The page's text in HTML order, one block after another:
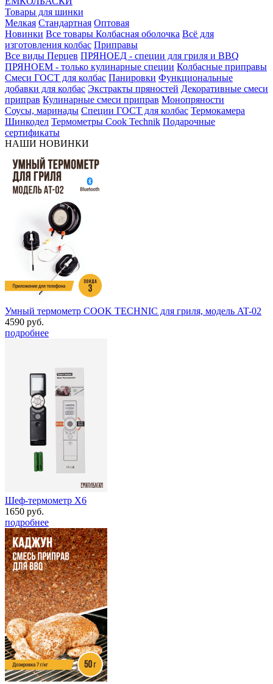
Товары для шинки
Мелкая Стандартная Оптовая
Новинки Все товары Колбасная оболочка Всё для
изготовления колбас Приправы
Все виды Перцев ПРЯНОЕД - специи для гриля и BBQ
ПРЯНОЕМ - только кулинарные специи Колбасные приправы
Смеси ГОСТ для колбас Панировки Функциональные
добавки для колбас Экстракты пряностей Декоративные смеси
приправ Кулинарные смеси приправ Монопряности
Соусы, маринады Специи ГОСТ для колбас Термокамера
Шинкодел Термометры Cook Technik Подарочные
сертификаты
НАШИ НОВИНКИ
Умный термометр COOK TECHNIC для гриля, модель AT-02
4590 руб.
подробнее
Шеф-термометр Х6
1650 руб.
подробнее